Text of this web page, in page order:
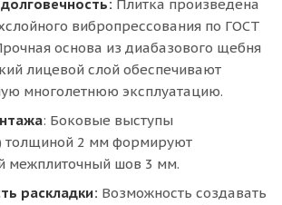
Плитка произведена
вибропрессования по ГОСТ
основа из диабазового щебня
лицевой слой обеспечивают
многолетнюю эксплуатацию.
: Боковые выступы
толщиной 2 мм формируют
межплиточный шов 3 мм.
раскладки: Возможность создавать